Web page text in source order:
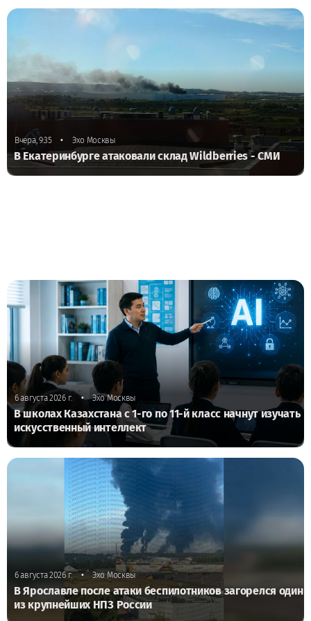
Вчера, 9:35 • Эхо Москвы
В Екатеринбурге атаковали склад Wildberries - СМИ
6 августа 2026 г. • Эхо Москвы
В школах Казахстана с 1-го по 11-й класс начнут изучать
искусственный интеллект
6 августа 2026 г. • Эхо Москвы
В Ярославле после атаки беспилотников загорелся один
из крупнейших НПЗ России